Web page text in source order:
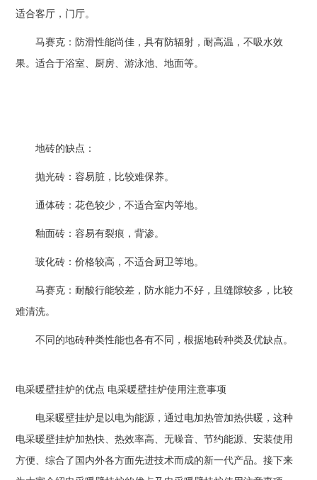
适合客厅，门厅。
马赛克：防滑性能尚佳，具有防辐射，耐高温，不吸水效
果。适合于浴室、厨房、游泳池、地面等。
地砖的缺点：
抛光砖：容易脏，比较难保养。
通体砖：花色较少，不适合室内等地。
釉面砖：容易有裂痕，背渗。
玻化砖：价格较高，不适合厨卫等地。
马赛克：耐酸行能较差，防水能力不好，且缝隙较多，比较
难清洗。
不同的地砖种类性能也各有不同，根据地砖种类及优缺点。
电采暖壁挂炉的优点 电采暖壁挂炉使用注意事项
电采暖壁挂炉是以电为能源，通过电加热管加热供暖，这种
电采暖壁挂炉加热快、热效率高、无噪音、节约能源、安装使用
方便、综合了国内外各方面先进技术而成的新一代产品。接下来